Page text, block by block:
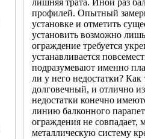
лишняя трата. Иной раз
профилей. Опытный
установке и отметить
установить возможно
ограждение требуется
устанавливается
подразумевают именно
ли у него недостатки?
долговечный, и отлично
недостатки конечно
линию балконного
ограждения не
металлическую систему